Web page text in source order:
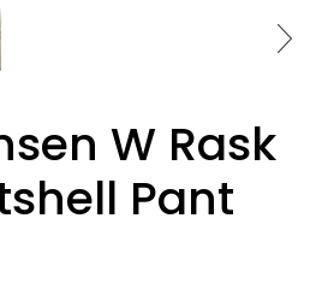
W Rask
Pant